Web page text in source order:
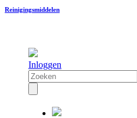
Reinigingsmiddelen
Inloggen